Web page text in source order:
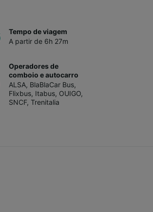
Tempo de viagem
A partir de 6h 27m
Operadores de
comboio e autocarro
ALSA, BlaBlaCar Bus,
Flixbus, Itabus, OUIGO,
SNCF, Trenitalia